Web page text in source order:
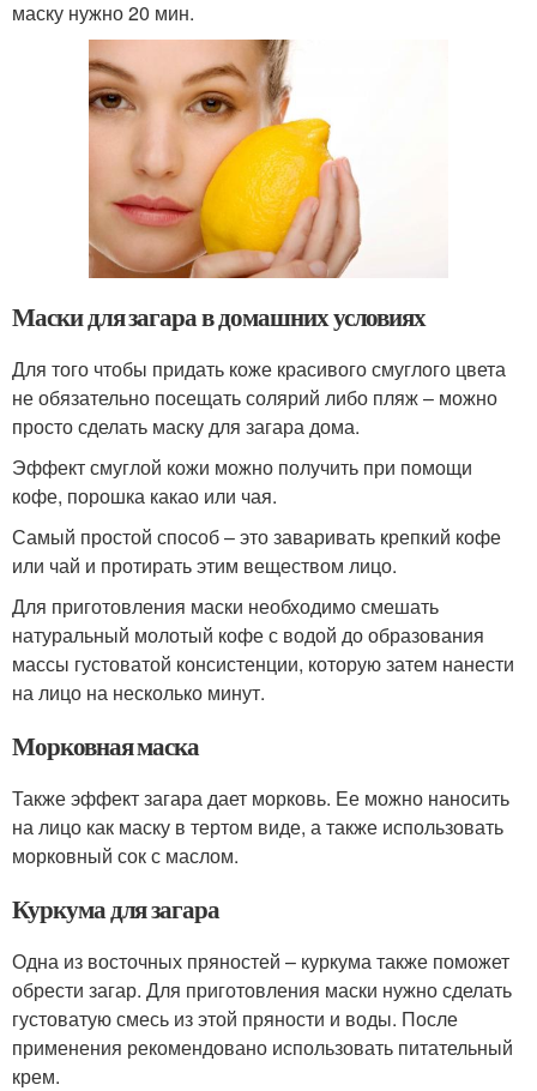
маску нужно 20 мин.
Маски для загара в домашних условиях
Для того чтобы придать коже красивого смуглого цвета
не обязательно посещать солярий либо пляж – можно
просто сделать маску для загара дома.
Эффект смуглой кожи можно получить при помощи
кофе, порошка какао или чая.
Самый простой способ – это заваривать крепкий кофе
или чай и протирать этим веществом лицо.
Для приготовления маски необходимо смешать
натуральный молотый кофе с водой до образования
массы густоватой консистенции, которую затем нанести
на лицо на несколько минут.
Морковная маска
Также эффект загара дает морковь. Ее можно наносить
на лицо как маску в тертом виде, а также использовать
морковный сок с маслом.
Куркума для загара
Одна из восточных пряностей – куркума также поможет
обрести загар. Для приготовления маски нужно сделать
густоватую смесь из этой пряности и воды. После
применения рекомендовано использовать питательный
крем.